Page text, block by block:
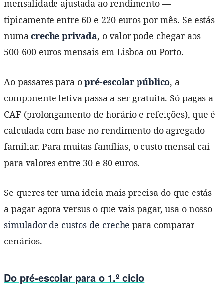
mensalidade ajustada ao rendimento —
tipicamente entre 60 e 220 euros por mês. Se estás
numa creche privada, o valor pode chegar aos
500-600 euros mensais em Lisboa ou Porto.
Ao passares para o pré-escolar público, a
componente letiva passa a ser gratuita. Só pagas a
CAF (prolongamento de horário e refeições), que é
calculada com base no rendimento do agregado
familiar. Para muitas famílias, o custo mensal cai
para valores entre 30 e 80 euros.
Se queres ter uma ideia mais precisa do que estás
a pagar agora versus o que vais pagar, usa o nosso
simulador de custos de creche para comparar
cenários.
Do pré-escolar para o 1.º ciclo